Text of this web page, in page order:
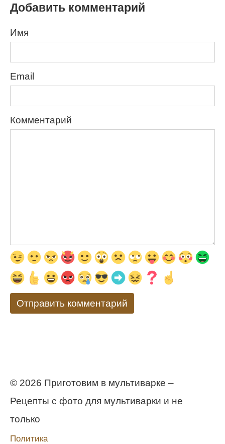
Добавить комментарий
Имя
Email
Комментарий
© 2026 Приготовим в мультиварке –
Рецепты с фото для мультиварки и не
только
Политика